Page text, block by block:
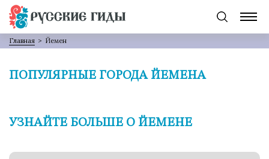
Главная > Йемен
ПОПУЛЯРНЫЕ ГОРОДА ЙЕМЕНА
УЗНАЙТЕ БОЛЬШЕ О ЙЕМЕНЕ